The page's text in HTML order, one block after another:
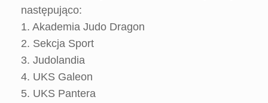
następująco:
1. Akademia Judo Dragon
2. Sekcja Sport
3. Judolandia
4. UKS Galeon
5. UKS Pantera